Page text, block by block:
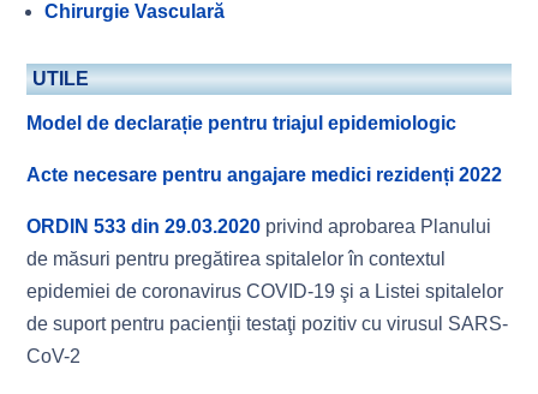
Chirurgie Vasculară
UTILE
Model de declarație pentru triajul epidemiologic
Acte necesare pentru angajare medici rezidenți 2022
ORDIN 533 din 29.03.2020 privind aprobarea Planului
de măsuri pentru pregătirea spitalelor în contextul
epidemiei de coronavirus COVID-19 şi a Listei spitalelor
de suport pentru pacienţii testaţi pozitiv cu virusul SARS-
CoV-2